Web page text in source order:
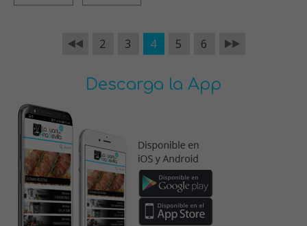
2 3 4 5 6
Descarga la App